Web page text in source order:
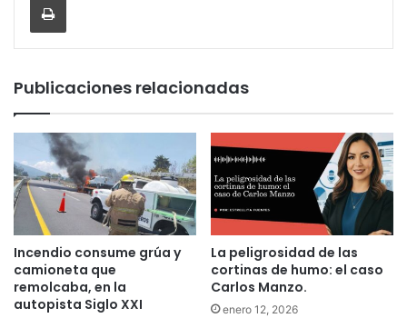
Publicaciones relacionadas
Incendio consume grúa y
camioneta que
remolcaba, en la
autopista Siglo XXI
La peligrosidad de las
cortinas de humo: el caso
Carlos Manzo.
enero 12, 2026